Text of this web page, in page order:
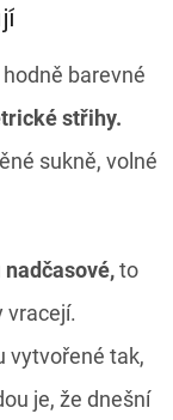
barevné
střihy.
sukně, volné
nadčasové,to
vracejí.
vytvořené tak,
je, že dnešní